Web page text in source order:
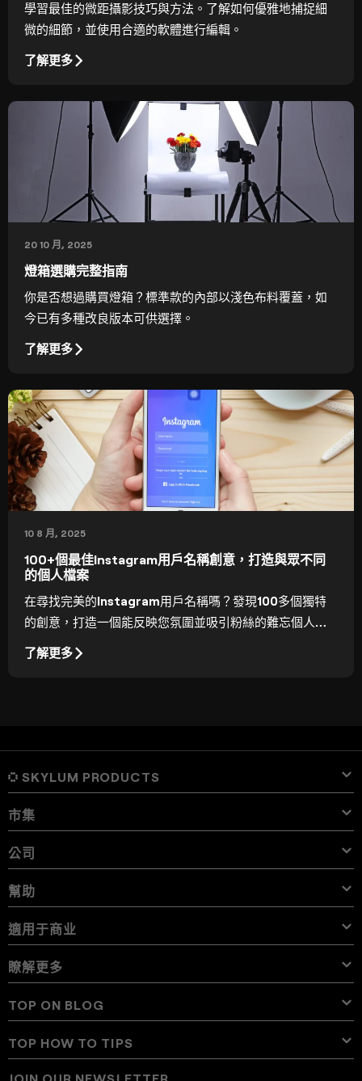
學習最佳的微距攝影技巧與方法。了解如何優雅地捕捉細
微的細節，並使用合適的軟體進行編輯。
了解更多
20 10 月, 2025
燈箱選購完整指南
你是否想過購買燈箱？標準款的內部以淺色布料覆蓋，如
今已有多種改良版本可供選擇。
了解更多
10 8 月, 2025
100+個最佳Instagram用戶名稱創意，打造與眾不同
的個人檔案
在尋找完美的Instagram用戶名稱嗎？發現100多個獨特
的創意，打造一個能反映您氛圍並吸引粉絲的難忘個人資
料名稱。
了解更多
SKYLUM PRODUCTS
Luminar Neo
價錢
特點
專業工具
用例
替代方案
審判
Luminar Neo User Guide
概觀
Luminar for iPad
Luminar for iPhone
Luminar for Vision Pro
Luminar Mobile User Guide
Aperty
概觀
價錢
Aperty User Guide
Online Tools
Online Editor
Color Palette
市集
預設
Lightroom Presets
Luminar Neo Bundles
LUTs
Luminar Neo LUTs
Aperty LUTs
叠加
紋理
天空物體
别的軟件
天空
E-boooks
課程
公司
關於Skylum
Careers
大使
加盟計劃
Terms of use
隱私權政策
幫助
聯繫支持
常見問題
User Guide
Change Choice on Cookies
適用于商业
Skylum為商業
Reseller Program
瞭解更多
博客
新闻部门
TOP ON BLOG
Manual Mode in Photography
TOP HOW TO TIPS